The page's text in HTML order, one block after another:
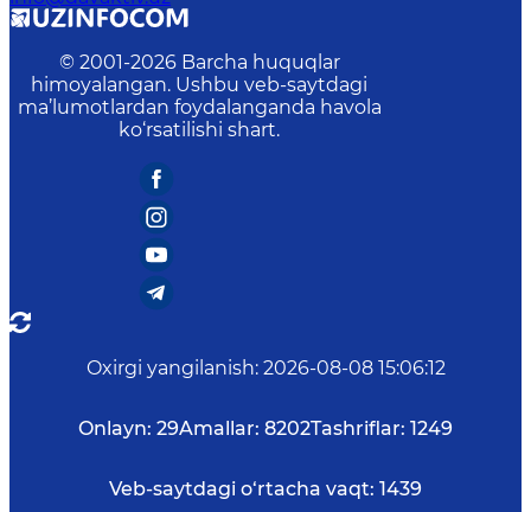
© 2001-2026 Barcha huquqlar
himoyalangan. Ushbu veb-saytdagi
ma’lumotlardan foydalanganda havola
ko‘rsatilishi shart.
Oxirgi yangilanish: 2026-08-08 15:06:12
Onlayn: 29Amallar: 8202Tashriflar: 1249
Veb-saytdagi o‘rtacha vaqt: 1439